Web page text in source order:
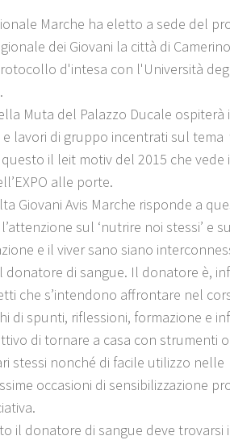
Marche ha eletto a sede del
dei Giovani la città di
d'intesa con l'Università
Muta del Palazzo Ducale ospiterà
lavori di gruppo incentrati sul tema
il leit motiv del 2015 che vede
alle porte.
Giovani Avis Marche risponde a
sul ‘nutrire noi stessi’ e
e il viver sano siano
donatore di sangue. Il donatore è,
che s’intendono affrontare nel
di spunti, riflessioni, formazione e
di tornare a casa con strumenti
stessi nonché di facile utilizzo nelle
occasioni di sensibilizzazione
il donatore di sangue deve trovarsi